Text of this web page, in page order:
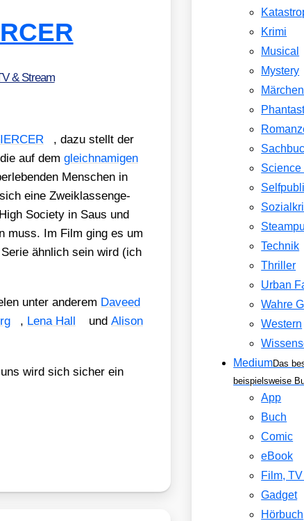
& Stream
, dazu stellt der
auf dem gleich­na­mi­gen
Men­schen in
eine Zwei­klas­sen­ge­
Socie­ty in Saus und
muss. Im Film ging es um
ähn­lich sein wird (ich
unter ande­rem Dave­ed
, Lena Hall und Ali­son
wird sich sicher ein
Krimi
Musical
Mystery
Märchen
Science
Technik
Thriller
Urban
Wahre
Western
MediumDas
beispielsweise
App
Buch
Comic
eBook
Film,
Gadget
Hörbuch